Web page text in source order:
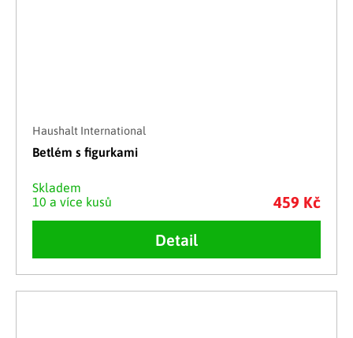
Haushalt International
Betlém s figurkami
Skladem
10 a více kusů
459 Kč
Detail